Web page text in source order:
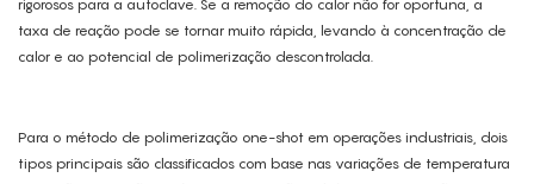
rigorosos para a autoclave. Se a remoção do calor não for oportuna, a
taxa de reação pode se tornar muito rápida, levando à concentração de
calor e ao potencial de polimerização descontrolada.
Para o método de polimerização one-shot em operações industriais, dois
tipos principais são classificados com base nas variações de temperatura